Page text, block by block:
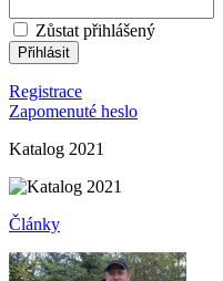
Zůstat přihlášený
Registrace
Zapomenuté heslo
Katalog 2021
Články